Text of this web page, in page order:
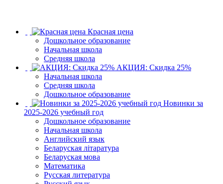
Красная цена
Дошкольное образование
Начальная школа
Средняя школа
АКЦИЯ: Скидка 25%
Начальная школа
Средняя школа
Дошкольное образование
Новинки за
2025-2026 учебный год
Дошкольное образование
Начальная школа
Английский язык
Беларуская літаратура
Беларуская мова
Математика
Русская литература